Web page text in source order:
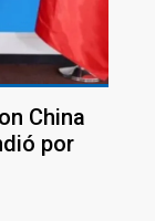
China
por